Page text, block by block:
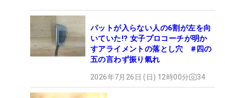
パットが入らない人の6割が左を向
いていた!? 女子プロコーチが明か
すアライメントの落とし穴 #四の
五の言わず振り氣れ
2026年7月26日 (日) 12時00分 34